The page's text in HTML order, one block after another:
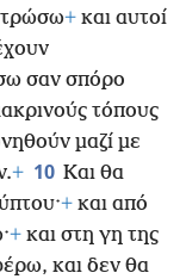
+ και αυτοί
σαν σπόρο
τόπους
μαζί με
+ 10 Και θα
+ και από
+ και στη γη της
και δεν θα